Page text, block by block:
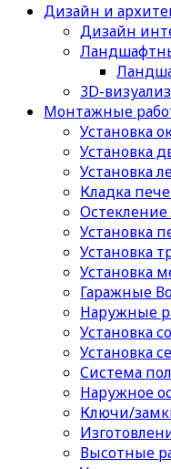
Дизайн и
Дизайн
3D-
Монтажные
Установка
Установка
Установка
Кладка
Установка
Установка
Установка
Гаражные
Наружные
Установка
Установка
Cистема
Наружное
Ключи/
Высотные